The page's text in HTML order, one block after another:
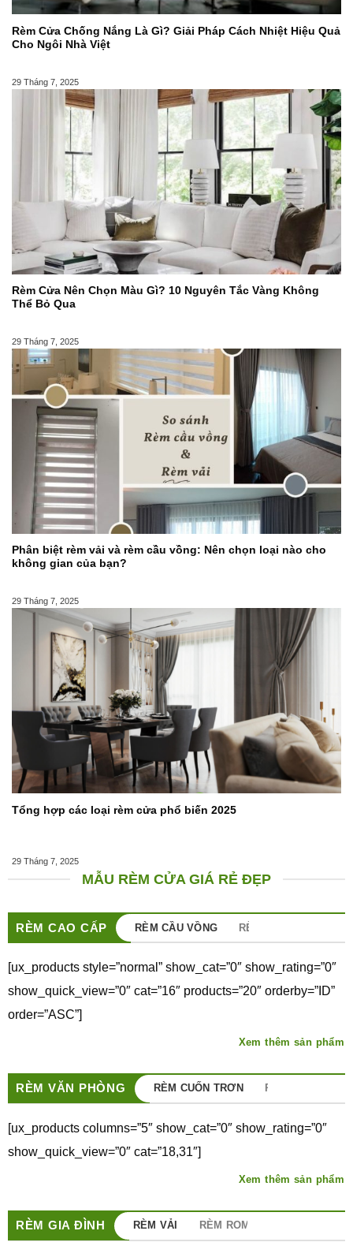
Rèm Cửa Chống Nắng Là Gì? Giải Pháp Cách Nhiệt Hiệu Quả
Cho Ngôi Nhà Việt
29 Tháng 7, 2025
Rèm Cửa Nên Chọn Màu Gì? 10 Nguyên Tắc Vàng Không
Thể Bỏ Qua
29 Tháng 7, 2025
Phân biệt rèm vải và rèm cầu vồng: Nên chọn loại nào cho
không gian của bạn?
29 Tháng 7, 2025
Tổng hợp các loại rèm cửa phổ biến 2025
29 Tháng 7, 2025
MẪU RÈM CỬA GIÁ RẺ ĐẸP
RÈM CAO CẤP RÈM CẦU VỒNG RÈM SÁO GỖ
[ux_products style=”normal” show_cat=”0″ show_rating=”0″
show_quick_view=”0″ cat=”16″ products=”20″ orderby=”ID”
order=”ASC”]
Xem thêm sản phẩm
RÈM VĂN PHÒNG RÈM CUỐN TRƠN RÈM CUỐN IN
[ux_products columns=”5″ show_cat=”0″ show_rating=”0″
show_quick_view=”0″ cat=”18,31″]
Xem thêm sản phẩm
RÈM GIA ĐÌNH RÈM VẢI RÈM ROMAN